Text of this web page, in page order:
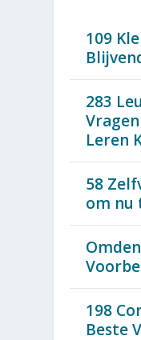
109
283
Leren
58
om nu
198
Beste